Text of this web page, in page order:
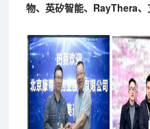
物、英矽智能、RayThera、